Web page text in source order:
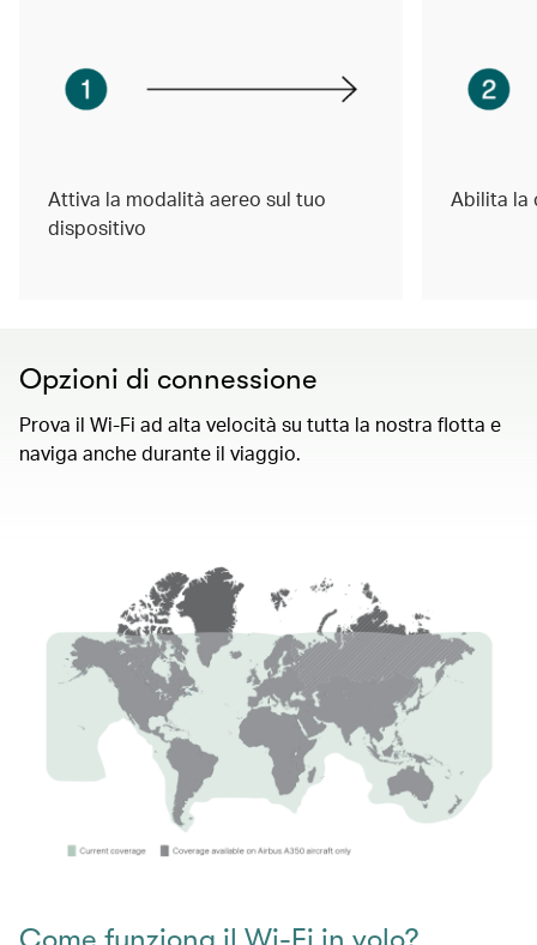
Attiva la modalità aereo sul tuo
dispositivo
Abilita la
Opzioni di connessione
Prova il Wi-Fi ad alta velocità su tutta la nostra flotta e
naviga anche durante il viaggio.